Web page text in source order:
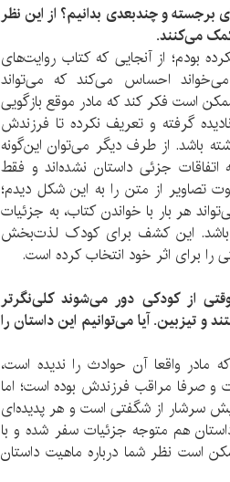
برجسته و چندبعدی بدانیم؟ از این نظر
می‌کنند.
بودم؛ از آنجایی که کتاب روایت‌های
احساس می‌کند که می‌تواند
است فکر کند که مادر موقع بازگویی
گرفته و تعریف نکرده تا فرزندش
باشد. از طرف دیگر می‌توان این‌گونه
جزئی داستان نشده‌اند و فقط
تصاویر از متن را به این شکل دیدم؛
هر بار با خواندن کتاب، به جزئیات
باشد. این کشف برای کودک لذت‌بخش
را برای اثر خود انتخاب کرده است.
از کودکی دور می‌شوند کلی‌نگرتر
تیزبین. آیا می‌توانیم این داستان را
مادر واقعا آن حوادث را ندیده است،
و صرفا مراقب فرزندش بوده است‌؛ اما
سرشار از شگفتی‌ است و هر پدیده‌ای
داستان هم متوجه جزئیات سفر شده و با
است نظر شما درباره ماهیت داستان